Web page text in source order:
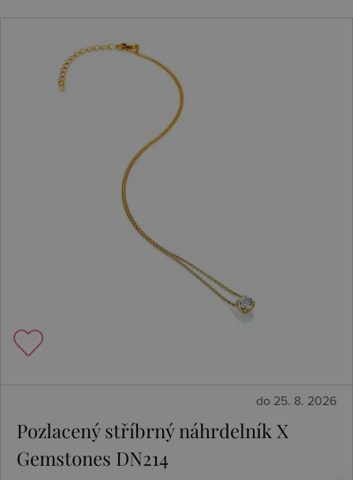
do 25. 8. 2026
Pozlacený stříbrný náhrdelník X
Gemstones DN214